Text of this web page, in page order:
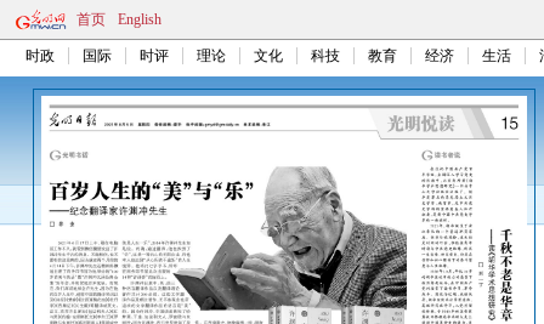
首页 English
时政 国际 时评 理论 文化 科技 教育 经济 生活